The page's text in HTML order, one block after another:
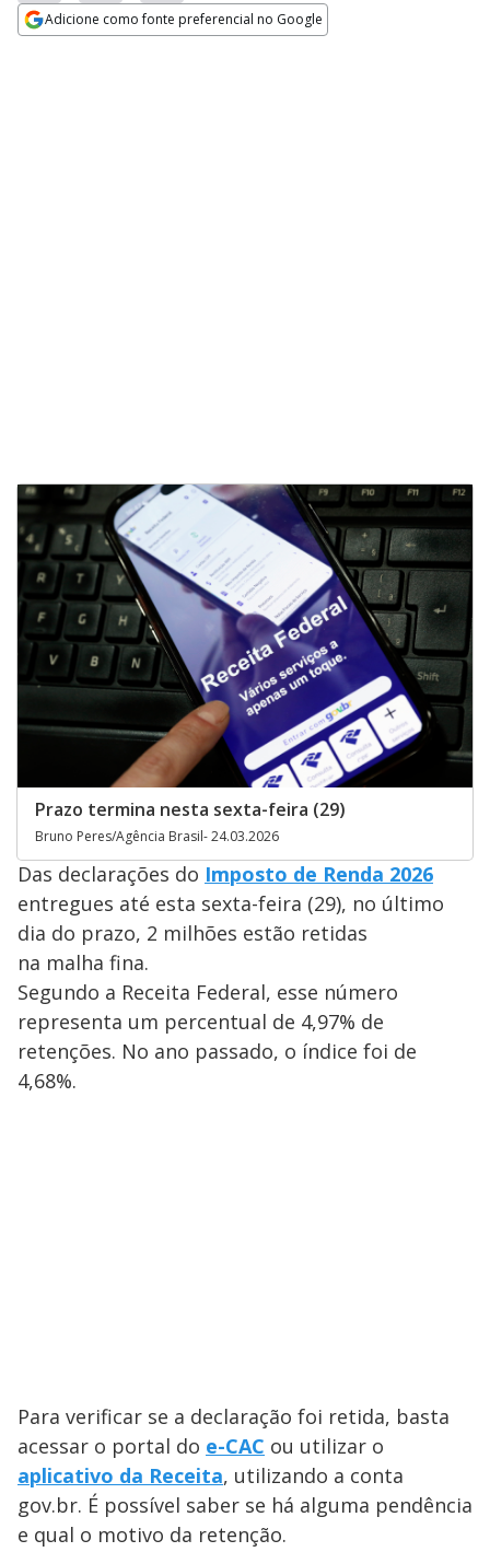
Adicione como fonte preferencial no Google
Prazo termina nesta sexta-feira (29)
Bruno Peres/Agência Brasil- 24.03.2026
Das declarações do Imposto de Renda 2026
entregues até esta sexta-feira (29), no último
dia do prazo, 2 milhões estão retidas
na malha fina.
Segundo a Receita Federal, esse número
representa um percentual de 4,97% de
retenções. No ano passado, o índice foi de
4,68%.
Para verificar se a declaração foi retida, basta
acessar o portal do e-CAC ou utilizar o
aplicativo da Receita, utilizando a conta
gov.br. É possível saber se há alguma pendência
e qual o motivo da retenção.